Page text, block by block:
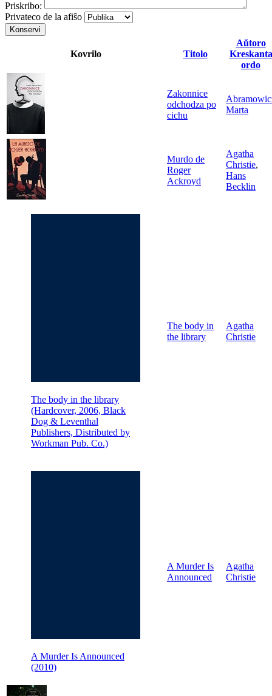
Priskribo:
Privateco de la afiŝo
Konservi
Kovrilo Titolo
Aŭtoro
Kreskanta
ordo
Zakonnice
odchodza po
cichu
Marta
Murdo de
Roger
Ackroyd
Agatha
Christie,
Hans
Becklin
The body in the library
(Hardcover, 2006, Black
Dog & Leventhal
Publishers, Distributed by
Workman Pub. Co.)
The body in
the library
Agatha
Christie
A Murder Is Announced
(2010)
A Murder Is
Announced
Agatha
Christie